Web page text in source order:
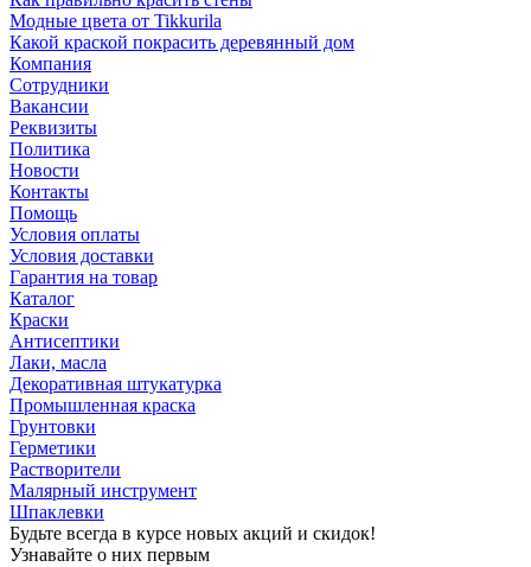
Модные цвета от Tikkurila
Какой краской покрасить деревянный дом
Компания
Сотрудники
Вакансии
Реквизиты
Политика
Новости
Контакты
Помощь
Условия оплаты
Условия доставки
Гарантия на товар
Каталог
Краски
Антисептики
Лаки, масла
Декоративная штукатурка
Промышленная краска
Грунтовки
Герметики
Растворители
Малярный инструмент
Шпаклевки
Будьте всегда в курсе новых акций и скидок!
Узнавайте о них первым